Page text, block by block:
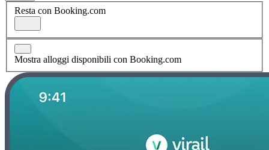
Resta con Booking.com
Mostra alloggi disponibili con Booking.com